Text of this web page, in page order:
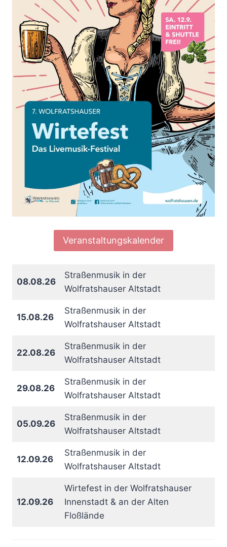
Veranstaltungskalender
08.08.26
Straßenmusik in der
Wolfratshauser Altstadt
15.08.26
Straßenmusik in der
Wolfratshauser Altstadt
22.08.26
Straßenmusik in der
Wolfratshauser Altstadt
29.08.26
Straßenmusik in der
Wolfratshauser Altstadt
05.09.26
Straßenmusik in der
Wolfratshauser Altstadt
12.09.26
Straßenmusik in der
Wolfratshauser Altstadt
12.09.26
Wirtefest in der Wolfratshauser
Innenstadt & an der Alten
Floßlände